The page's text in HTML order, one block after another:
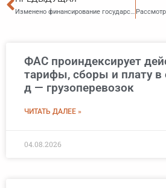
Изменено финансирование государственной программы по развитию образования Приморского края
ФАС проиндексирует
тарифы, сборы и плату
д — грузоперевозок
ЧИТАТЬ ДАЛЕЕ »
04.08.2026